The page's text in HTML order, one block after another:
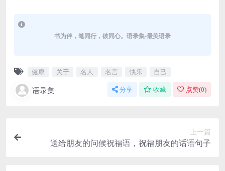
书为伴，笔同行，彼同心。语录集-最美语录
健康 关于 名人 名言 快乐 自己
语录集 分享 收藏 点赞(0)
上一篇
送给朋友的问候祝福语，祝福朋友的话语句子